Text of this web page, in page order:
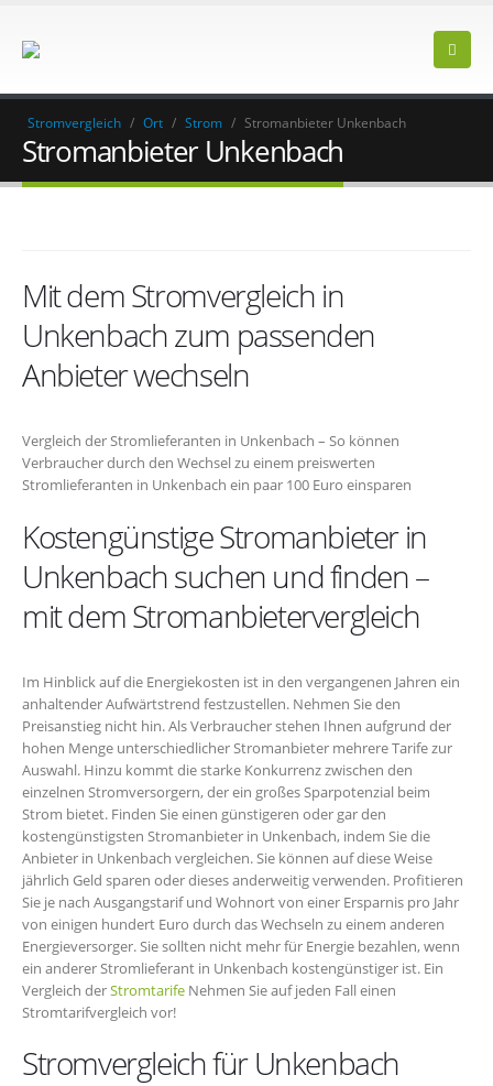
Stromvergleich / Ort / Strom / Stromanbieter Unkenbach
Stromanbieter Unkenbach
Mit dem Stromvergleich in
Unkenbach zum passenden
Anbieter wechseln
Vergleich der Stromlieferanten in Unkenbach – So können
Verbraucher durch den Wechsel zu einem preiswerten
Stromlieferanten in Unkenbach ein paar 100 Euro einsparen
Kostengünstige Stromanbieter in
Unkenbach suchen und finden –
mit dem Stromanbietervergleich
Im Hinblick auf die Energiekosten ist in den vergangenen Jahren ein
anhaltender Aufwärtstrend festzustellen. Nehmen Sie den
Preisanstieg nicht hin. Als Verbraucher stehen Ihnen aufgrund der
hohen Menge unterschiedlicher Stromanbieter mehrere Tarife zur
Auswahl. Hinzu kommt die starke Konkurrenz zwischen den
einzelnen Stromversorgern, der ein großes Sparpotenzial beim
Strom bietet. Finden Sie einen günstigeren oder gar den
kostengünstigsten Stromanbieter in Unkenbach, indem Sie die
Anbieter in Unkenbach vergleichen. Sie können auf diese Weise
jährlich Geld sparen oder dieses anderweitig verwenden. Profitieren
Sie je nach Ausgangstarif und Wohnort von einer Ersparnis pro Jahr
von einigen hundert Euro durch das Wechseln zu einem anderen
Energieversorger. Sie sollten nicht mehr für Energie bezahlen, wenn
ein anderer Stromlieferant in Unkenbach kostengünstiger ist. Ein
Vergleich derStromtarife Nehmen Sie auf jeden Fall einen
Stromtarifvergleich vor!
Stromvergleich für Unkenbach